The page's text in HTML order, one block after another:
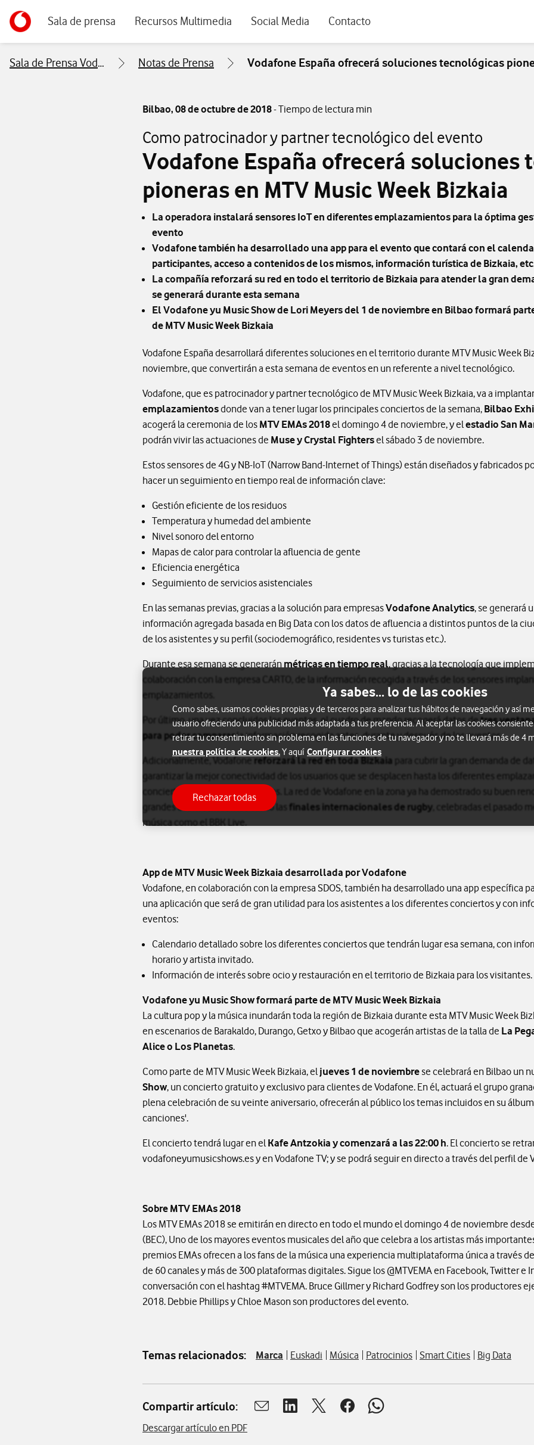
Ir a la pagina principal de vodafone.es
Sala de prensa Recursos Multimedia Social Media Contacto
Sala de Prensa Vodafone Notas de Prensa Vodafone España ofrecerá soluciones tecnológicas
Bilbao, 08 de octubre de 2018- Tiempo de lectura min
Como patrocinador y partner tecnológico del evento
Vodafone España ofrecerá soluciones
pioneras en MTV Music Week Bizkaia
La operadora instalará sensores IoT en diferentes emplazamientos para la óptima
evento
Vodafone también ha desarrollado una app para el evento que contará con el
participantes, acceso a contenidos de los mismos, información turística de Bizkaia,
La compañía reforzará su red en todo el territorio de Bizkaia para atender la gran
se generará durante esta semana
El Vodafone yu Music Show de Lori Meyers del 1 de noviembre en Bilbao formará
de MTV Music Week Bizkaia
Vodafone España desarrollará diferentes soluciones en el territorio durante MTV Music Week
noviembre, que convertirán a esta semana de eventos en un referente a nivel tecnológico.
Vodafone, que es patrocinador y partner tecnológico de MTV Music Week Bizkaia, va a
emplazamientosdonde van a tener lugar los principales conciertos de la semana, Bilbao
acogerá la ceremonia de los MTV EMAs 2018el domingo 4 de noviembre, y elestadio San
podrán vivir las actuaciones de Muse y Crystal Fightersel sábado 3 de noviembre.
Estos sensores de 4G y NB-IoT (Narrow Band-Internet of Things) están diseñados y fabricados
hacer un seguimiento en tiempo real de información clave:
Gestión eficiente de los residuos
Temperatura y humedad del ambiente
Nivel sonoro del entorno
Mapas de calor para controlar la afluencia de gente
Eficiencia energética
Seguimiento de servicios asistenciales
En las semanas previas, gracias a la solución para empresasVodafone Analytics, se generará
información agregada basada en Big Data con los datos de afluencia a distintos puntos de la
de los asistentes y su perfil (sociodemográfico, residentes vs turistas etc.).
Durante esa semana se generarán métricas en tiempo real, gracias a la tecnología que
colaboración con la empresa CARTO, de la información recogida a través de los sensores
emplazamientos.
Por último, una vez concluidos los eventos, el cuadro de mando recogerá datos detres
para poder compararla información recogida antes, durante y después de los eventos.
Adicionalmente, Vodafone reforzará la red en toda Bizkaia para cubrir la gran demanda de
garantizar la mejor conectividad de los usuarios que se desplacen hasta los diferentes
conciertos y distintas actividades. La red de Vodafone en la zona ya ha demostrado su buen
grandes acontecimientos como las
finales internacionales de rugby , celebradas el pasado
música como el BBK Live.
App de MTV Music Week Bizkaia desarrollada por Vodafone
Vodafone, en colaboración con la empresa SDOS, también ha desarrollado una app específica
una aplicación que será de gran utilidad para los asistentes a los diferentes conciertos y con
eventos:
Calendario detallado sobre los diferentes conciertos que tendrán lugar esa semana, con
horario y artista invitado.
Información de interés sobre ocio y restauración en el territorio de Bizkaia para los visitantes.
Vodafone yu Music Show formará parte de MTV Music Week Bizkaia
La cultura pop y la música inundarán toda la región de Bizkaia durante esta MTV Music Week
en escenarios de Barakaldo, Durango, Getxo y Bilbao que acogerán artistas de la talla de La
Alice o Los Planetas.
Como parte de MTV Music Week Bizkaia, eljueves 1 de noviembre se celebrará en Bilbao un
Show, un concierto gratuito y exclusivo para clientes de Vodafone. En él, actuará el grupo
plena celebración de su veinte aniversario, ofrecerán al público los temas incluidos en su
canciones'.
El concierto tendrá lugar en elKafe Antzokia y comenzará a las 22:00 h. El concierto se
vodafoneyumusicshows.es y en Vodafone TV; y se podrá seguir en directo a través del perfil de
Sobre MTV EMAs 2018
Los MTV EMAs 2018 se emitirán en directo en todo el mundo el domingo 4 de noviembre
(BEC), Uno de los mayores eventos musicales del año que celebra a los artistas más
premios EMAs ofrecen a los fans de la música una experiencia multiplataforma única a través
de 60 canales y más de 300 plataformas digitales. Sigue los @MTVEMA en Facebook, Twitter e
conversación con el hashtag #MTVEMA. Bruce Gillmer y Richard Godfrey son los productores
2018. Debbie Phillips y Chloe Mason son productores del evento.
Temas relacionados: Marca Euskadi Música Patrocinios Smart Cities Big Data
Compartir artículo: Abrir ventana para compartir en mail
Abrir ventana para compartir en linkedin
Abrir ventana para compartir en twitter
Abrir ventana para compartir en facebook
Abrir ventana para compartir en
Descargar artículo en PDF
Ya sabes... lo de las cookies
Como sabes, usamos cookies propias y de terceros para analizar tus hábitos de navegación y así
usuario ofreciendo una publicidad más adaptada a tus preferencia. Al aceptar las cookies
retirar tu consentimiento sin problema en las funciones de tu navegador y no te llevará más de 4
nuestra política de cookies.Y aquí Configurar cookies
Rechazar todas